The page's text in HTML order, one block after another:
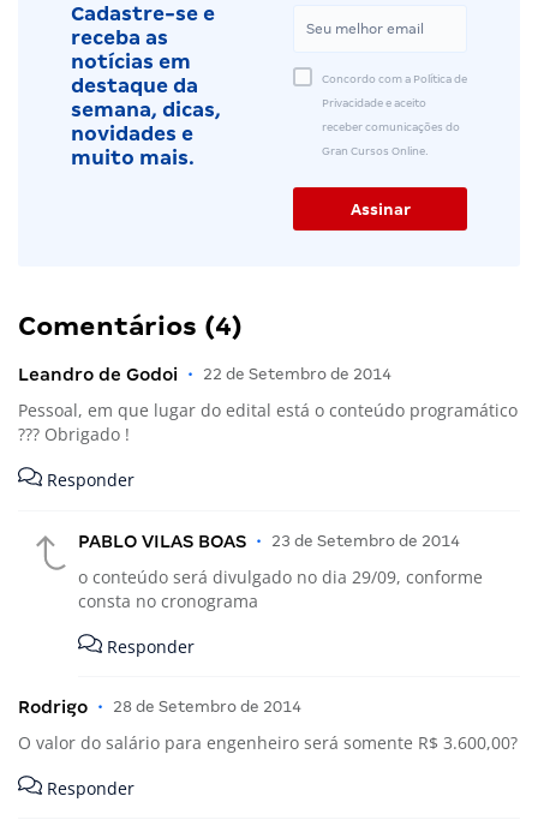
Cadastre-se e
receba as
notícias em
destaque da
semana, dicas,
novidades e
muito mais.
Concordo com a Política de
Privacidade e aceito
receber comunicações do
Gran Cursos Online.
Comentários (4)
Leandro de Godoi • 22 de Setembro de 2014
Pessoal, em que lugar do edital está o conteúdo programático
??? Obrigado !
Responder
PABLO VILAS BOAS • 23 de Setembro de 2014
o conteúdo será divulgado no dia 29/09, conforme
consta no cronograma
Responder
Rodrigo • 28 de Setembro de 2014
O valor do salário para engenheiro será somente R$ 3.600,00?
Responder